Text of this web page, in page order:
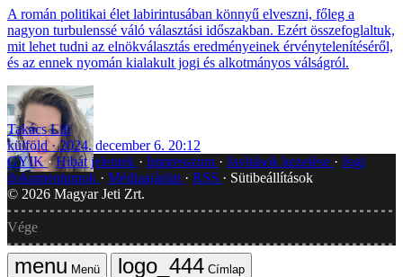
A román politikai élet labirintusában könnyű elveszni, főleg a
nagyon turbulenssé váló választási időszakban. Ezért összefoglaltuk,
mit lehet tudni az elnökválasztás eredményeinek érvénytelenítéséről,
és az ennek nyomán kialakult jogi és alkotmányos válságról.
Takács Lili
külföld
2024. december 6. 20:12
GYIK Hibát jelentek Impresszum Javítások kezelése
Jogi
dokumentumok
Médiaajánlat RSS
Sütibeállítások
© 2026 Magyar Jeti Zrt.
Vége
Menü
Címlap